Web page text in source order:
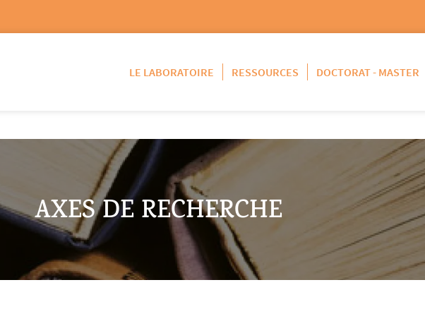
LE LABORATOIRE
RESSOURCES DOCTORAT - MASTER
AXES DE RECHERCHE